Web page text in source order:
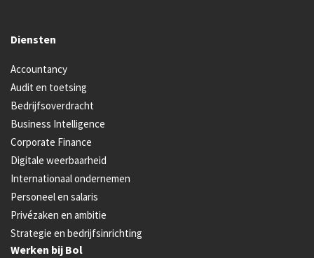
Diensten
Accountancy
Audit en toetsing
Bedrijfsoverdracht
Business Intelligence
Corporate Finance
Digitale weerbaarheid
Internationaal ondernemen
Personeel en salaris
Privézaken en ambitie
Strategie en bedrijfsinrichting
Werken bij Bol